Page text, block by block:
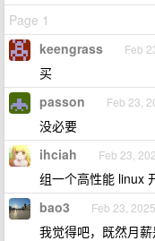
Page 1
keengrass Feb
买
passon Feb 23,
没必要
ihciah Feb 23,
组一个高性能 linux
bao3 Feb 23, 2025
我觉得吧，既然月